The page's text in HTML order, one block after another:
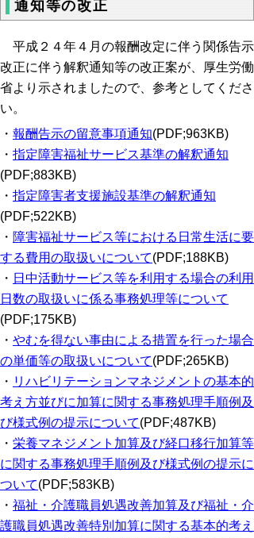
通知等の改正
平成２４年４月の報酬改定に伴う関係告示
改正に伴う解釈通知等の改正案が、厚生労働
省より示されましたので、参考としてくださ
い。
・ 報酬告示の留意事項通知(PDF;963KB)
・ 指定障害福祉サービス基準の解釈通知
(PDF;883KB)
・ 指定障害者支援施設基準の解釈通知
(PDF;522KB)
・ 障害福祉サービス等における日常生活に要
する費用の取扱いについて(PDF;188KB)
・ 日中活動サービス等を利用する場合の利用
日数の取扱いに係る事務処理等について
(PDF;175KB)
・ やむを得ない事由による措置を行った場合
の単価等の取扱いについて(PDF;265KB)
・ リハビリテーションマネジメントの基本的
考え方並びに加算に関する事務処理手順例及
び様式例の提示について(PDF;487KB)
・ 栄養マネジメント加算及び経口移行加算等
に関する事務処理手順例及び様式例の提示に
ついて(PDF;583KB)
・ 福祉・介護職員処遇改善加算及び福祉・介
護職員処遇改善特別加算に関する基本的考え